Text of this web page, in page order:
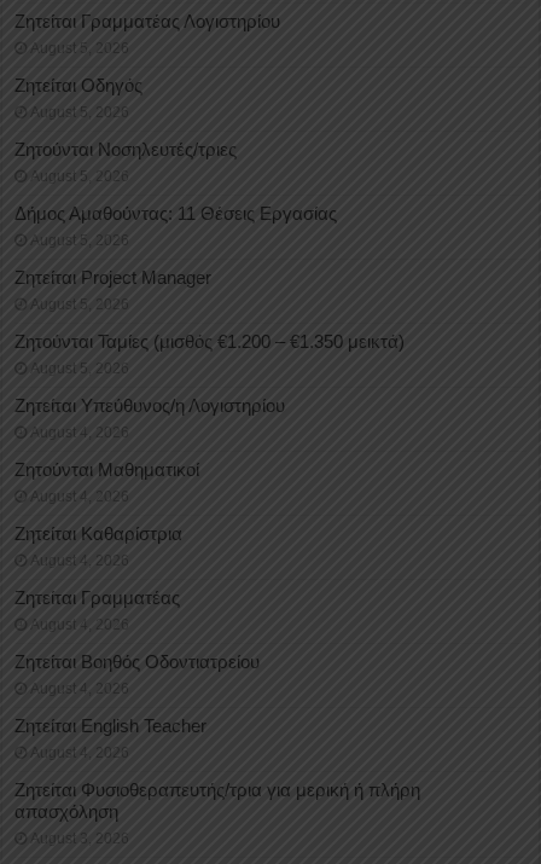
Ζητείται Γραμματέας Λογιστηρίου
August 5, 2026
Ζητείται Οδηγός
August 5, 2026
Ζητούνται Νοσηλευτές/τριες
August 5, 2026
Δήμος Αμαθούντας: 11 Θέσεις Εργασίας
August 5, 2026
Ζητείται Project Manager
August 5, 2026
Ζητούνται Ταμίες (μισθός €1.200 – €1.350 μεικτά)
August 5, 2026
Ζητείται Υπεύθυνος/η Λογιστηρίου
August 4, 2026
Ζητούνται Μαθηματικοί
August 4, 2026
Ζητείται Καθαρίστρια
August 4, 2026
Ζητείται Γραμματέας
August 4, 2026
Ζητείται Βοηθός Οδοντιατρείου
August 4, 2026
Ζητείται English Teacher
August 4, 2026
Ζητείται Φυσιοθεραπευτής/τρια για μερική ή πλήρη
απασχόληση
August 3, 2026